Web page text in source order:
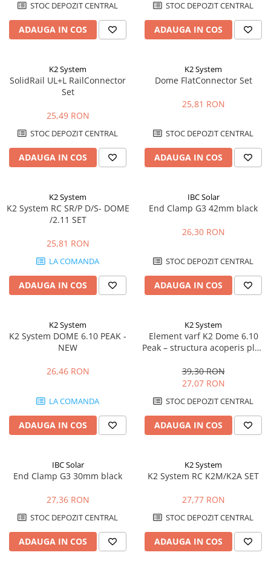
STOC DEPOZIT CENTRAL
ADAUGA IN COS
STOC DEPOZIT CENTRAL
ADAUGA IN COS
K2 System
SolidRail UL+L RailConnector
Set
25,49 RON
STOC DEPOZIT CENTRAL
ADAUGA IN COS
K2 System
Dome FlatConnector Set
25,81 RON
STOC DEPOZIT CENTRAL
ADAUGA IN COS
K2 System
K2 System RC SR/P D/S- DOME
/2.11 SET
25,81 RON
LA COMANDA
ADAUGA IN COS
IBC Solar
End Clamp G3 42mm black
26,30 RON
STOC DEPOZIT CENTRAL
ADAUGA IN COS
K2 System
K2 System DOME 6.10 PEAK -
NEW
26,46 RON
LA COMANDA
ADAUGA IN COS
K2 System
Element varf K2 Dome 6.10
Peak – structura acoperis plat,
39,30 RON
27,07 RON
STOC DEPOZIT CENTRAL
ADAUGA IN COS
IBC Solar
End Clamp G3 30mm black
27,36 RON
STOC DEPOZIT CENTRAL
ADAUGA IN COS
K2 System
K2 System RC K2M/K2A SET
27,77 RON
STOC DEPOZIT CENTRAL
ADAUGA IN COS